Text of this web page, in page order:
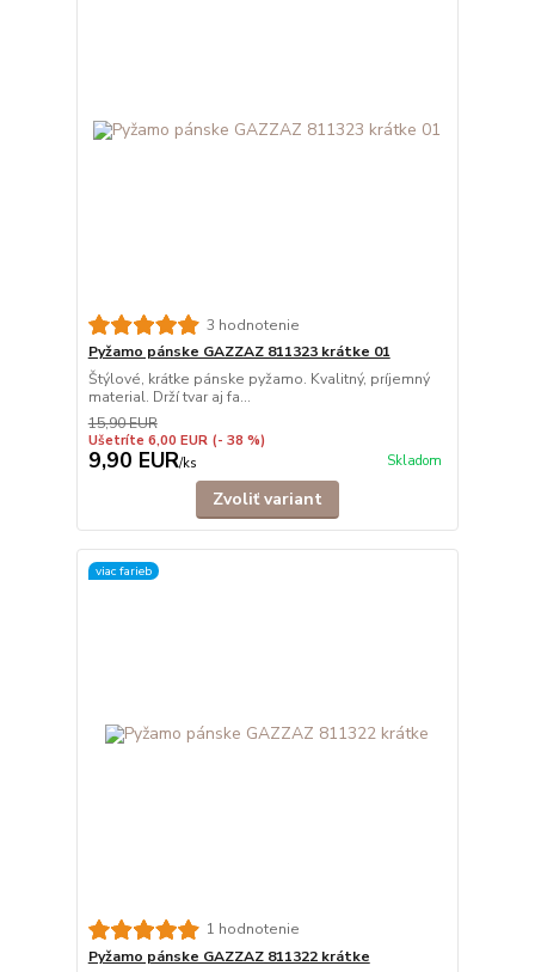
3 hodnotenie
Pyžamo pánske GAZZAZ 811323 krátke 01
Štýlové, krátke pánske pyžamo. Kvalitný, príjemný
material. Drží tvar aj fa...
15,90 EUR
Ušetríte 6,00 EUR (- 38 %)
9,90 EUR/ks Skladom
Zvoliť variant
viac farieb
1 hodnotenie
Pyžamo pánske GAZZAZ 811322 krátke